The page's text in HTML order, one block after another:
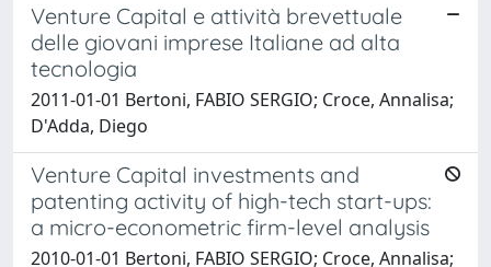
Venture Capital e attività brevettuale
delle giovani imprese Italiane ad alta
tecnologia
2011-01-01 Bertoni, FABIO SERGIO; Croce, Annalisa;
D'Adda, Diego
Venture Capital investments and
patenting activity of high-tech start-ups:
a micro-econometric firm-level analysis
2010-01-01 Bertoni, FABIO SERGIO; Croce, Annalisa;